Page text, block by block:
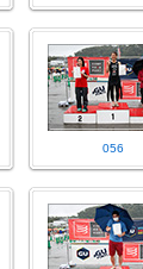
056